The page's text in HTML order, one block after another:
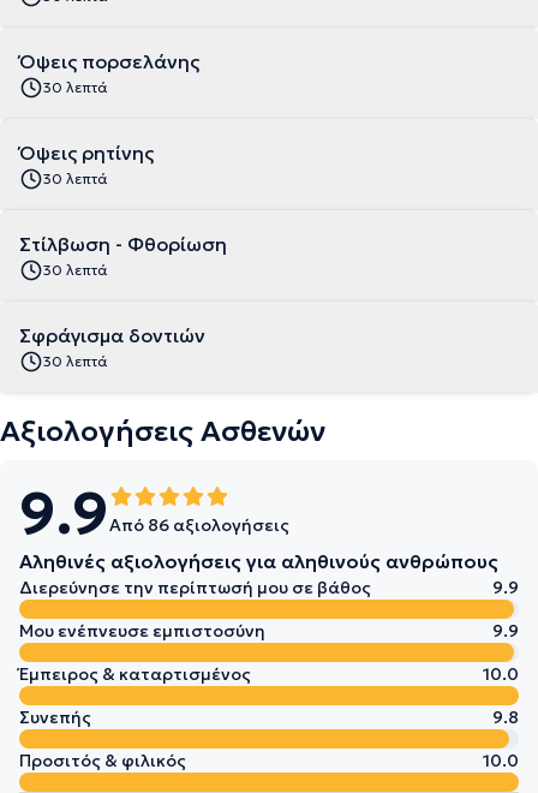
Όψεις πορσελάνης
30 λεπτά
Όψεις ρητίνης
30 λεπτά
Στίλβωση - Φθορίωση
30 λεπτά
Σφράγισμα δοντιών
30 λεπτά
Αξιολογήσεις Ασθενών
9.9Από 86 αξιολογήσεις
Αληθινές αξιολογήσεις για αληθινούς ανθρώπους
Διερεύνησε την περίπτωσή μου σε βάθος
9.9
Μου ενέπνευσε εμπιστοσύνη
9.9
Έμπειρος & καταρτισμένος
10.0
Συνεπής
9.8
Προσιτός & φιλικός
10.0